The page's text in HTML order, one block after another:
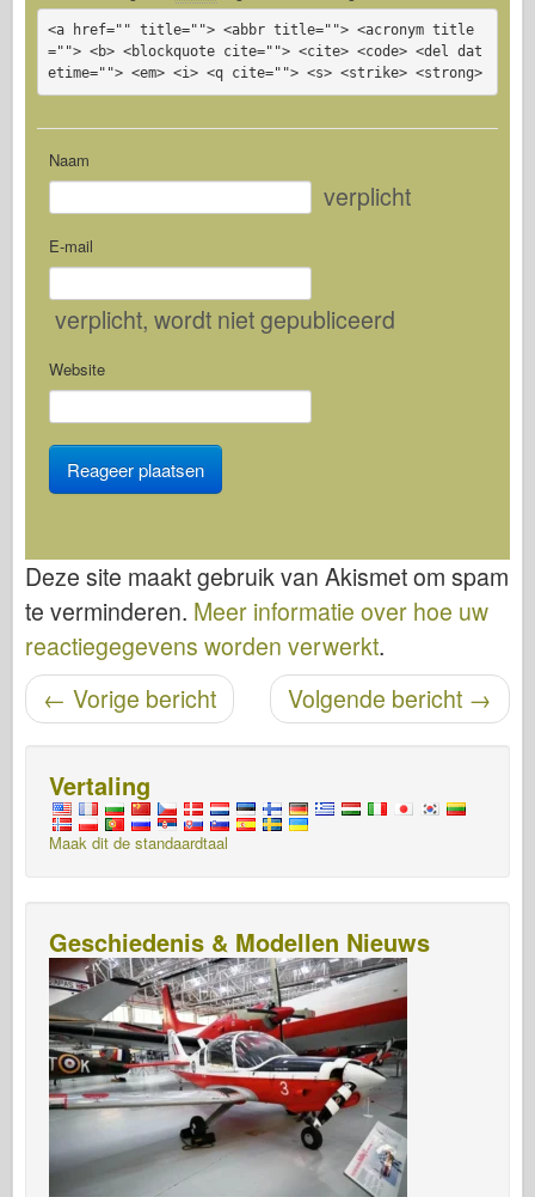
<a href="" title=""> <abbr title=""> <acronym title
=""> <b> <blockquote cite=""> <cite> <code> <del dat
etime=""> <em> <i> <q cite=""> <s> <strike> <strong>
Naam
verplicht
E-mail
verplicht, wordt niet gepubliceerd
Website
Deze site maakt gebruik van Akismet om spam
te verminderen. Meer informatie over hoe uw
reactiegegevens worden verwerkt.
Bericht navigatie Volgende bericht →
← Vorige bericht
Vertaling
Maak dit de standaardtaal
Geschiedenis & Modellen Nieuws